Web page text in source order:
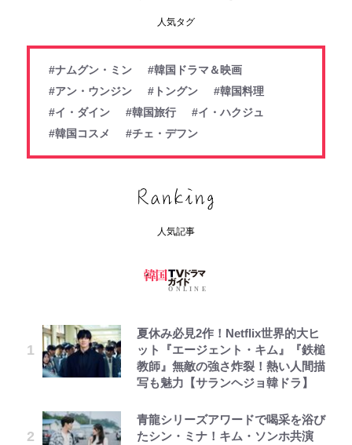
人気タグ
#ナムグン・ミン
#韓国ドラマ＆映画
#アン・ウンジン
#トングン
#韓国料理
#イ・ダイン
#韓国旅行
#イ・ハクジュ
#韓国コスメ
#チェ・デフン
人気記事
夏休み必見2作！Netflix世界的大ヒ
ット『エージェント・キム』『鉄槌
教師』無敵の強さ炸裂！熱い人間描
写も魅力【サランヘジョ韓ドラ】
青龍シリーズアワードで喝采を浴び
たシン・ミナ！キム・ソンホ共演